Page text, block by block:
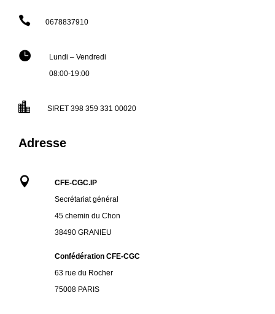
 0678837910

Lundi – Vendredi
08:00-19:00
 SIRET 398 359 331 00020
Adresse

CFE-CGC.IP
Secrétariat général
45 chemin du Chon
38490 GRANIEU
Confédération CFE-CGC
63 rue du Rocher
75008 PARIS